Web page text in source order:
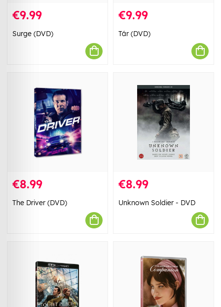
€9.99
Surge (DVD)
€9.99
Tár (DVD)
€8.99
The Driver (DVD)
€8.99
Unknown Soldier - DVD